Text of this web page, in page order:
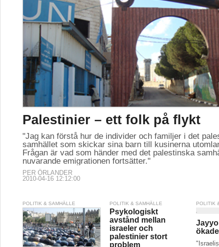
Palestinier – ett folk på flykt
"Jag kan förstå hur de individer och familjer i det
samhället som skickar sina barn till kusinerna
Frågan är vad som händer med det palestinska
nuvarande emigrationen fortsätter."
PER ÖRLANDER
2010-04-16 12:12:00
POLITIK & SAMHÄLLE POLITIK & SAMHÄLLE
Psykologiskt
avstånd mellan
israeler och
palestinier stort
problem
POLITIK